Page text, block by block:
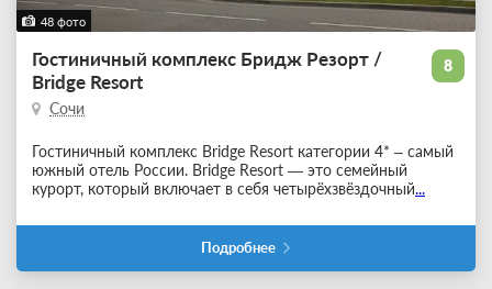
48 фото
8
Гостиничный комплекс Бридж Резорт /
Bridge Resort
Сочи
Гостиничный комплекс Bridge Resort категории 4* – самый
южный отель России. Bridge Resort — это семейный
курорт, который включает в себя четырёхзвёздочный...
Подробнее